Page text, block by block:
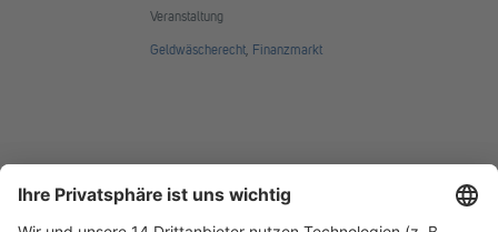
Veranstaltung
Geldwäscherecht, Finanzmarkt